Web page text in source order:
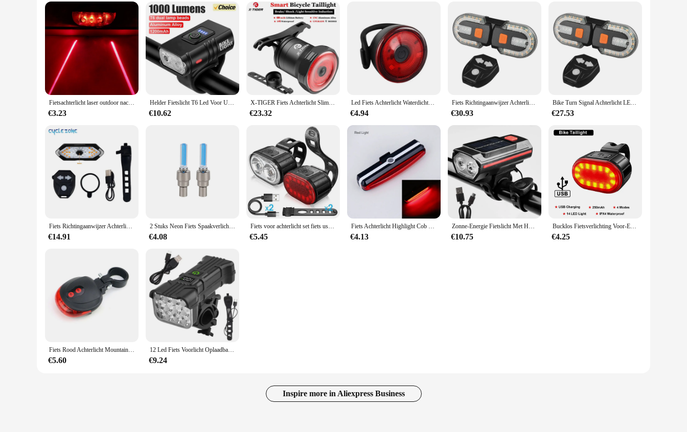
Fietsachterlicht laser outdoor nacht rijden veiligheidsbescherming waarschuwingslamp, fiets achterlicht waterdichte motor LED verlichting flits mtb fiets accessoires, geen batterij
€3.23
Helder Fietslicht T6 Led Voor Usb Oplaadbare Mountain Fietslamp 1000lm Fiets Koplamp Zaklamp Fietsen Scooter
€10.62
X-TIGER Fiets Achterlicht Slimme Rem Detectie Licht Fiets Achterlicht Ipx6 Waterdicht Led Opladen Achterlicht Fietsen Accessoires
€23.32
Led Fiets Achterlicht Waterdichte Draagbare Veiligheid Licht Fietsen Achterlichten Led Lamp Kleine Veiligheid Licht Voor Outdoor Fietsen
€4.94
Fiets Richtingaanwijzer Achterlicht Usb Oplaadbare Draadloze Achterkant Led Scooter Achterlicht Draadloze Waarschuwing Achterlicht Fietsen Accessoires
€30.93
Bike Turn Signal Achterlicht LED Fietslamp USB Oplaadbare Fiets Draadloze verlichting Terug MTB Staart Licht Fietsaccessoires
€27.53
Fiets Richtingaanwijzer Achterlicht Afstandsbediening Fietsverlichting Usb Oplaadbare Led Fietslamp Fiets Draadloze Veiligheidswaarschuwing Achterlicht
€14.91
2 Stuks Neon Fiets Spaakverlichting Fiets Led Licht Bandventiel Zaklamp Wiel Spaak Lichtgewicht Auto Motorfiets Accessoires
€4.08
Fiets voor achterlicht set fiets usb opladen koplamp mtb waterdicht achterlicht led lantaarn fietsonderdelen
€5.45
Fiets Achterlicht Highlight Cob Led Achterlicht Waterdichte Fiets Usb Oplaadbare Mountainbike Fietsen Achterlicht Fietsonderdelen
€4.13
Zonne-Energie Fietslicht Met Hoorn 120db TYPE-C Oplaadbare Mtb Racefiets Voorlicht Zaklamp Fietslicht 1200 Mah
€10.75
Bucklos Fietsverlichting Voor-En Achterlichten Fietslamp Led Cycling Light Fiets Zaklamp Voor Fiets Achterlicht Lantaarn
€4.25
Fiets Rood Achterlicht Mountainbike Nacht Rijden Laserlicht Knipperende Achterlicht Rijden Waarschuwing Knipperlicht Fietsen Onderdelen
€5.60
12 Led Fiets Voorlicht Oplaadbare Fiets Licht Met Hoorn Mtb Fiets Koplampen Fietsen Fiets Veiligheidslamp Voor 'S Nachts Rijden
€9.24
Inspire more in Aliexpress Business